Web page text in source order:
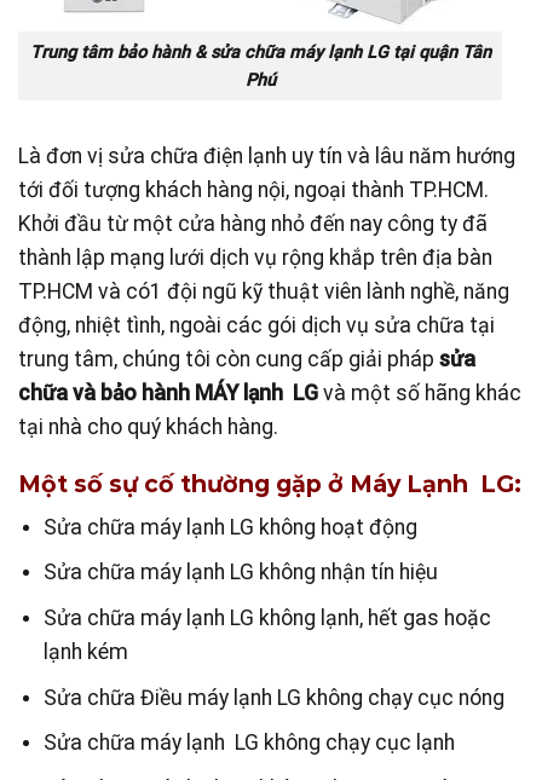
Trung tâm bảo hành & sửa chữa máy lạnh LG tại quận Tân
Phú
Là đơn vị sửa chữa điện lạnh uy tín và lâu năm hướng
tới đối tượng khách hàng nội, ngoại thành TP.HCM.
Khởi đầu từ một cửa hàng nhỏ đến nay công ty đã
thành lập mạng lưới dịch vụ rộng khắp trên địa bàn
TP.HCM và có1 đội ngũ kỹ thuật viên lành nghề, năng
động, nhiệt tình, ngoài các gói dịch vụ sửa chữa tại
trung tâm, chúng tôi còn cung cấp giải pháp sửa
chữa và bảo hành MÁY lạnh LG và một số hãng khác
tại nhà cho quý khách hàng.
Một số sự cố thường gặp ở Máy Lạnh LG:
Sửa chữa máy lạnh LG không hoạt động
Sửa chữa máy lạnh LG không nhận tín hiệu
Sửa chữa máy lạnh LG không lạnh, hết gas hoặc
lạnh kém
Sửa chữa Điều máy lạnh LG không chạy cục nóng
Sửa chữa máy lạnh LG không chạy cục lạnh